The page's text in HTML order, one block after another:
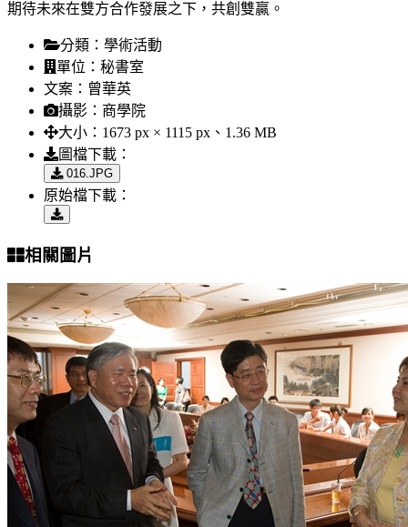
期待未來在雙方合作發展之下，共創雙贏。
分類： 學術活動
單位： 秘書室
文案： 曾華英
攝影： 商學院
大小： 1673 px × 1115 px、1.36 MB
圖檔下載：
016.JPG
原始檔下載：
相關圖片